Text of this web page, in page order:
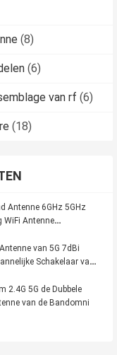
(8)
(6)
van rf (6)
(18)
Antenne 6GHz 5GHz
WiFi Antenne
van 5G 7dBi
Schakelaar van
2.4G 5G de Dubbele
van de Bandomni